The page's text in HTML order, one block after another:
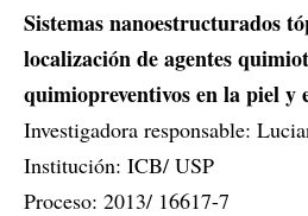
Sistemas nanoestructurados
localización de agentes
quimiopreventivos en la piel y
Investigadora responsable:
Institución: ICB/ USP
Proceso: 2013/ 16617-7